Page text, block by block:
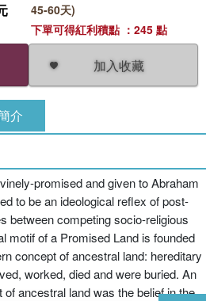
加入收藏
45-60天)
下單可得紅利積點 ：245 點
介
promised and given to Abraham
to be an ideological reflex of post-
between competing socio-religious
motif of a Promised Land is founded
concept of ancestral land: hereditary
worked, died and were buried. An
ancestral land was the belief in the